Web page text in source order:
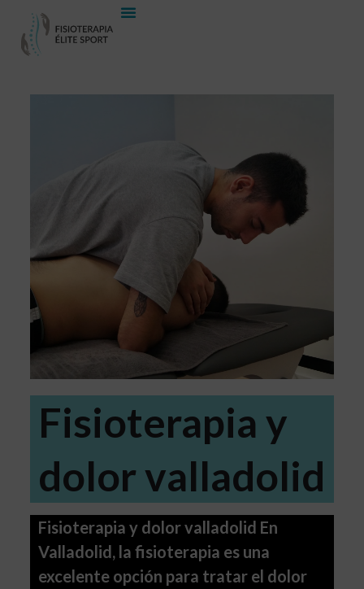
Fisioterapia y
dolor valladolid
Fisioterapia y dolor valladolid En
Valladolid, la fisioterapia es una
excelente opción para tratar el dolor